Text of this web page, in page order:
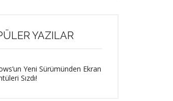
YAZILAR
Yeni Sürümünden Ekran
Sızdı!